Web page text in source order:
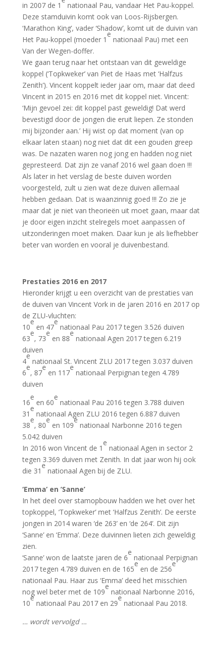
in 2007 de 1
nationaal Pau, vandaar Het Pau-koppel.
Deze stamduivin komt ook van Loos-Rijsbergen.
‘Marathon King’, vader ‘Shadow’, komt uit de duivin van
Het Pau-koppel (moeder 1
e
nationaal Pau) met een
Van der Wegen-doffer.
We gaan terug naar het ontstaan van dit geweldige
koppel (‘Topkweker’ van Piet de Haas met ‘Halfzus
Zenith’). Vincent koppelt ieder jaar om, maar dat deed
Vincent in 2015 en 2016 met dit koppel niet. Vincent:
‘Mijn gevoel zei: dit koppel past geweldig! Dat werd
bevestigd door de jongen die eruit liepen. Ze stonden
mij bijzonder aan.’ Hij wist op dat moment (van op
elkaar laten staan) nog niet dat dit een gouden greep
was. De nazaten waren nog jong en hadden nog niet
gepresteerd. Dat zijn ze vanaf 2016 wel gaan doen !!!
Als later in het verslag de beste duiven worden
voorgesteld, zult u zien wat deze duiven allemaal
hebben gedaan. Dat is waanzinnig goed !!! Zo zie je
maar dat je niet van theorieën uit moet gaan, maar dat
je door eigen inzicht stelregels moet aanpassen of
uitzonderingen moet maken. Daar kun je als liefhebber
beter van worden en vooral je duivenbestand.
Prestaties 2016 en 2017
Hieronder krijgt u een overzicht van de prestaties van
de duiven van Vincent Vork in de jaren 2016 en 2017 op
de ZLU-vluchten:
10
e
en 47
e
nationaal Pau 2017 tegen 3.526 duiven
63
e
, 73
e
en 88
e
nationaal Agen 2017 tegen 6.219
duiven
4
e
nationaal St. Vincent ZLU 2017 tegen 3.037 duiven
6
e
, 87
e
en 117
e
nationaal Perpignan tegen 4.789
duiven
16
e
en 60
e
nationaal Pau 2016 tegen 3.788 duiven
31
e
nationaal Agen ZLU 2016 tegen 6.887 duiven
38
e
, 80
e
en 109
e
nationaal Narbonne 2016 tegen
5.042 duiven
In 2016 won Vincent de 1
e
nationaal Agen in sector 2
tegen 3.369 duiven met Zenith. In dat jaar won hij ook
die 31
e
nationaal Agen bij de ZLU.
‘Emma’ en ‘Sanne’
In het deel over stamopbouw hadden we het over het
topkoppel, ‘Topkweker’ met ‘Halfzus Zenith’. De eerste
jongen in 2014 waren ‘de 263’ en ‘de 264’. Dit zijn
‘Sanne’ en ‘Emma’. Deze duivinnen lieten zich geweldig
zien.
‘Sanne’ won de laatste jaren de 6
e
nationaal Perpignan
2017 tegen 4.789 duiven en de 165
e
en de 256
e
nationaal Pau. Haar zus ‘Emma’ deed het misschien
nog wel beter met de 109
e
nationaal Narbonne 2016,
10
e
nationaal Pau 2017 en 29
e
nationaal Pau 2018.
… wordt vervolgd …